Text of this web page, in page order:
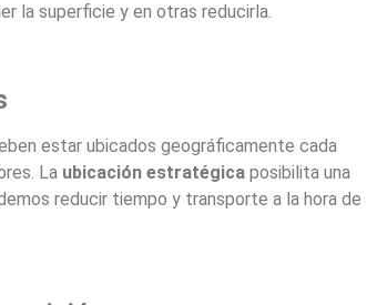
la superficie y en otras reducirla.
estar ubicados geográficamente cada
La ubicación estratégicaposibilita una
reducir tiempo y transporte a la hora de